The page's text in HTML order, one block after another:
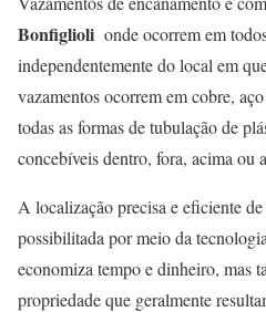
Bonfiglioli onde ocorrem em
independentemente do local em
vazamentos ocorrem em cobre,
todas as formas de tubulação de
concebíveis dentro, fora, acima ou
A localização precisa e eficiente
possibilitada por meio da
economiza tempo e dinheiro, mas
propriedade que geralmente